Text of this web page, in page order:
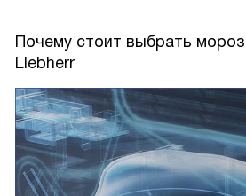
Почему стоит выбрать
Liebherr